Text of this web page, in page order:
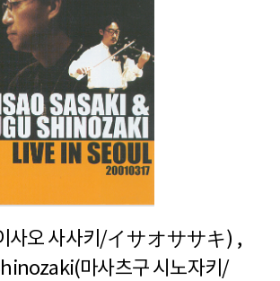
사오 사사키/イサオササキ) ,
마사츠구 시노자키/